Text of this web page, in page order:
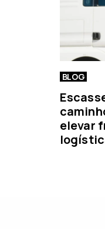
BLOG
elevar